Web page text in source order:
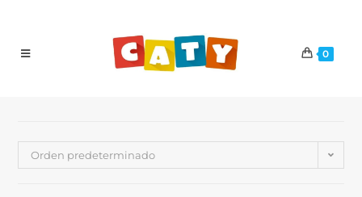
0
Orden predeterminado